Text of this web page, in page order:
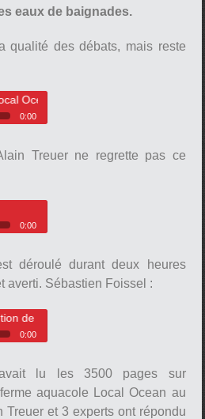
eaux de baignades.
qualité des débats, mais reste
0:00
Treuer ne regrette pas ce
0:00
déroulé durant deux heures
averti. Sébastien Foissel :
Océan
0:00
lu les 3500 pages sur
aquacole Local Ocean au
Treuer et 3 experts ont répondu